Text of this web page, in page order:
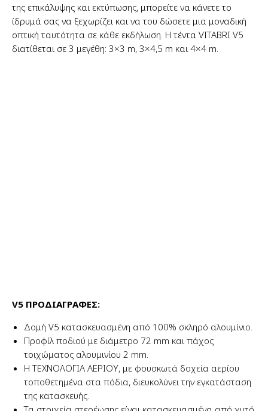
της επικάλυψης και εκτύπωσης, μπορείτε να κάνετε το
ίδρυμά σας να ξεχωρίζει και να του δώσετε μια μοναδική
οπτική ταυτότητα σε κάθε εκδήλωση. Η τέντα VITABRI V5
διατίθεται σε 3 μεγέθη: 3×3 m, 3×4,5 m και 4×4 m.
V5 ΠΡΟΔΙΑΓΡΑΦΕΣ:
Δομή V5 κατασκευασμένη από 100% σκληρό αλουμίνιο.
Προφίλ ποδιού με διάμετρο 72 mm και πάχος
τοιχώματος αλουμινίου 2 mm.
Η ΤΕΧΝΟΛΟΓΙΑ ΑΕΡΙΟΥ, με φουσκωτά δοχεία αερίου
τοποθετημένα στα πόδια, διευκολύνει την εγκατάσταση
της κατασκευής.